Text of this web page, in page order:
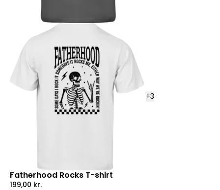
+3
Fatherhood Rocks T-shirt
199,00 kr.